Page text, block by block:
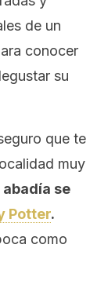
de un
conocer
su
que te
muy
abadía se
Potter.
como